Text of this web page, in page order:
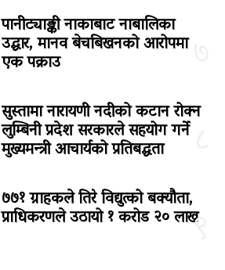
पानीट्याङ्की नाकाबाट नाबालिका
उद्धार, मानव बेचबिखनको आरोपमा
एक पक्राउ
सुस्तामा नारायणी नदीको कटान रोक्न
लुम्बिनी प्रदेश सरकारले सहयोग गर्ने
मुख्यमन्त्री आचार्यको प्रतिबद्धता
९
७७१ ग्राहकले तिरे विद्युत्को बक्यौता,
प्राधिकरणले उठायो १ करोड २० लाख